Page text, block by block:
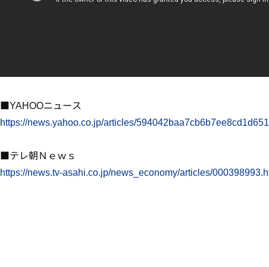
■YAHOOニュース
https://news.yahoo.co.jp/articles/
■テレ朝Ｎｅｗｓ
https://news.tv-asahi.co.jp/news_economy/articles/